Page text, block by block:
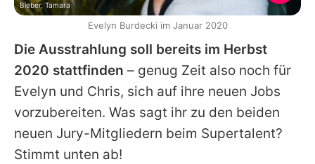
Die Ausstrahlung soll bereits im Herbst
2020 stattfinden – genug Zeit also noch für
Evelyn und Chris, sich auf ihre neuen Jobs
vorzubereiten. Was sagt ihr zu den beiden
neuen Jury-Mitgliedern beim Supertalent?
Stimmt unten ab!
Bieber, Tamara
Evelyn Burdecki im Januar 2020